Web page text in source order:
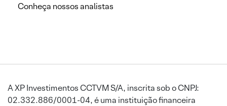
Conheça nossos analistas
A XP Investimentos CCTVM S/A, inscrita sob o CNPJ:
02.332.886/0001-04, é uma instituição financeira